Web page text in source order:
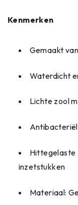
Kenmerken
Gemaakt
Waterdicht
Lichte zool
Hittegelaste
inzetstukken
Materiaal: